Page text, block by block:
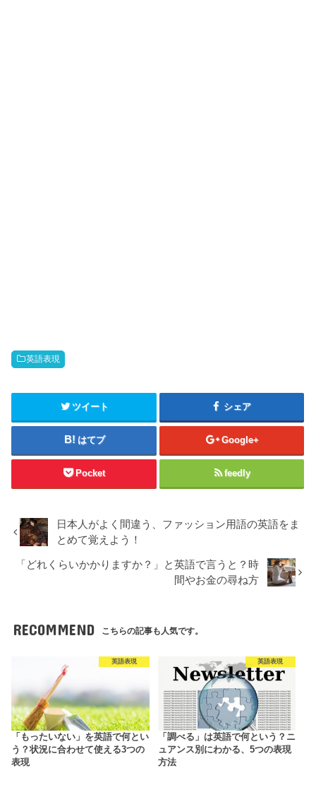
英語表現
ツイート シェア
はてブ Google+
Pocket feedly
日本人がよく間違う、ファッション用語の英語をま
とめて覚えよう！
「どれくらいかかりますか？」と英語で言うと？時
間やお金の尋ね方
RECOMMEND こちらの記事も人気です。
英語表現
「もったいない」を英語で何とい
う？状況に合わせて使える3つの
表現
英語表現
「調べる」は英語で何という？ニ
ュアンス別にわかる、5つの表現
方法